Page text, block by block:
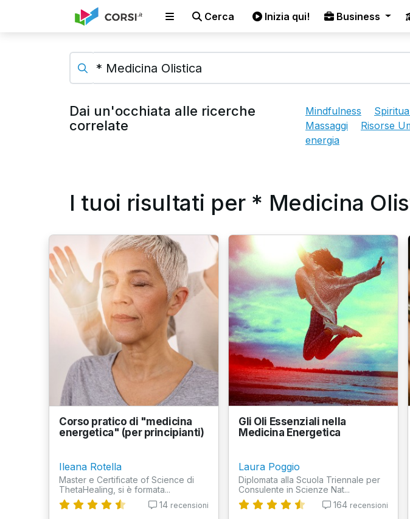
Cerca Inizia qui! Business
Dai un'occhiata alle ricerche
correlate
Mindfulness
Massaggi
Risorse
energia
I tuoi risultati per * Medicina
Corso pratico di "medicina
energetica" (per principianti)
Ileana Rotella
Master e Certificate of Science di
ThetaHealing, si è formata...
14 recensioni
Gli Oli Essenziali nella
Medicina Energetica
Laura Poggio
Diplomata alla Scuola Triennale per
Consulente in Scienze Nat...
164 recensioni